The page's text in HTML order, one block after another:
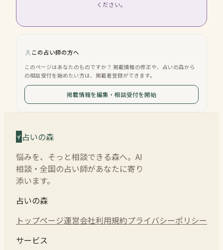
ください。
この占い師の方へ
このページはあなたのものですか？ 掲載情報の修正や、占いの森から
の相談受付を始めたい方は、掲載者登録ができます。
掲載情報を編集・相談受付を開始
占いの森
悩みを、そっと相談できる森へ。AI
相談・全国の占い師があなたに寄り
添います。
占いの森
トップページ運営会社利用規約プライバシーポリシー
サービス